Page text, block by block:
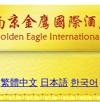
繁體中文 日本語 한국어